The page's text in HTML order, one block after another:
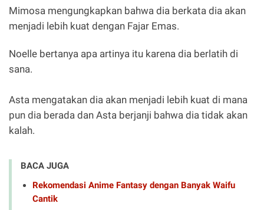
Mimosa mengungkapkan bahwa dia berkata dia akan
menjadi lebih kuat dengan Fajar Emas.
Noelle bertanya apa artinya itu karena dia berlatih di
sana.
Asta mengatakan dia akan menjadi lebih kuat di mana
pun dia berada dan Asta berjanji bahwa dia tidak akan
kalah.
BACA JUGA
Rekomendasi Anime Fantasy dengan Banyak Waifu
Cantik